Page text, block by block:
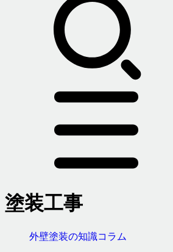
塗装工事
外壁塗装の知識コラム